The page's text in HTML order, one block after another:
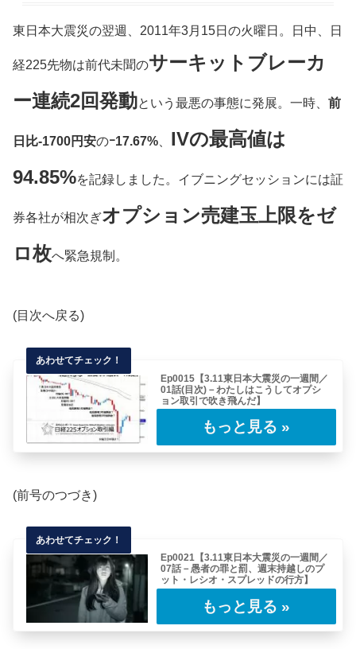
東日本大震災の翌週、2011年3月15日の火曜日。日中、日
経225先物は前代未聞のサーキットブレーカ
ー連続2回発動という最悪の事態に発展。一時、 前
日比-1700円安のｰ17.67%
IVの最高値は
94.85%を記録しました。イブニングセッションには証
券各社が相次ぎオプション売建玉上限をゼ
ロ枚へ緊急規制。
(目次へ戻る)
Ep0015【3.11東日本大震災の一週間／
01話(目次)－わたしはこうしてオプシ
ョン取引で吹き飛んだ】
から連載していくようなレポートを書いていま
(前号のつづき)
Ep0021【3.11東日本大震災の一週間／
07話－愚者の罪と罰、週末持越しのプ
ット・レシオ・スプレッドの行方】
週明け月曜日の日経平均株価は、前日比633円